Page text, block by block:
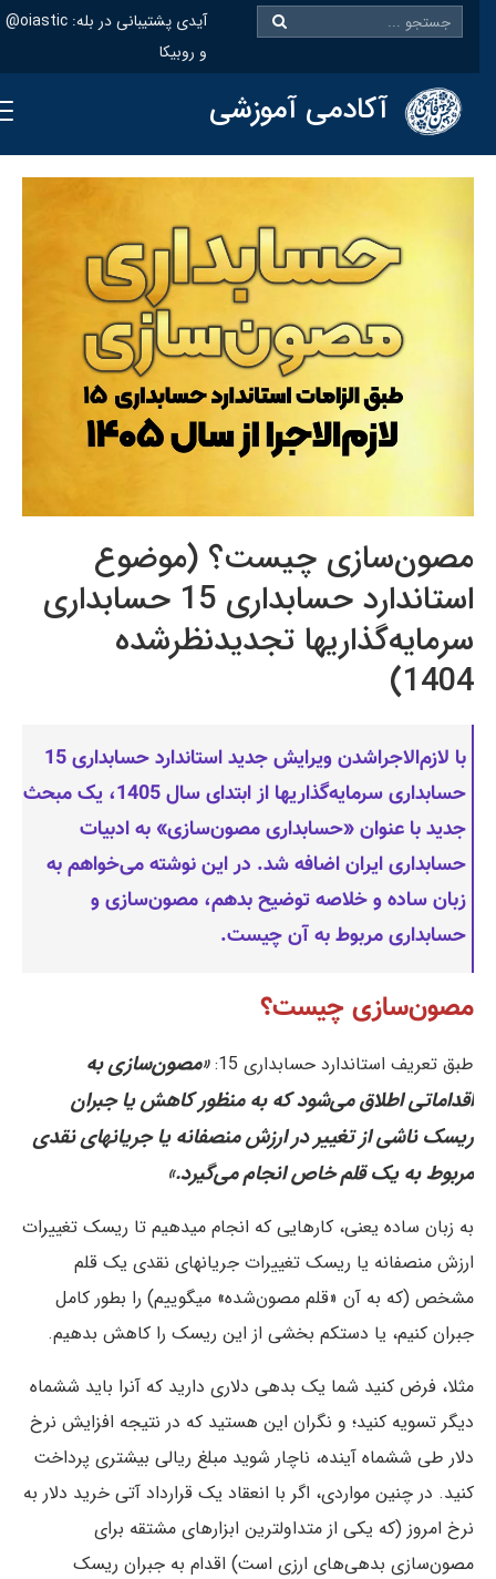
@oiastic :آیدی پشتیبانی در بله
و روبیکا
آکادمی آموزشی
مصون‌سازی چیست؟ (موضوع
استاندارد حسابداری 15 حسابداری
سرمایه‌گذاریها تجدیدنظرشده
1404)
با لازم‌الاجراشدن ویرایش جدید استاندارد حسابداری 15
حسابداری سرمایه‌گذاریها از ابتدای سال 1405، یک مبحث
جدید با عنوان «حسابداری مصون‌سازی» به ادبیات
حسابداری ایران اضافه شد. در این نوشته می‌خواهم به
زبان ساده و خلاصه توضیح بدهم، مصون‌سازی و
حسابداری مربوط به آن چیست.
مصون‌سازی چیست؟
طبق تعریف استاندارد حسابداری 15:
«مصون‌سازی به
اقداماتی اطلاق می‌شود که به منظور کاهش یا جبران
ریسک ناشی از تغییر در ارزش منصفانه یا جریانهای نقدی
مربوط به یک قلم خاص انجام می‌گیرد.»
به زبان ساده یعنی، کارهایی که انجام میدهیم تا ریسک تغییرات
ارزش منصفانه یا ریسک تغییرات جریانهای نقدی یک قلم
مشخص (که به آن «قلم مصون‌شده» میگوییم) را بطور کامل
جبران کنیم، یا دستکم بخشی از این ریسک را کاهش بدهیم.
مثلا، فرض کنید شما یک بدهی دلاری دارید که آنرا باید ششماه
دیگر تسویه کنید؛ و نگران این هستید که در نتیجه افزایش نرخ
دلار طی ششماه آینده، ناچار شوید مبلغ ریالی بیشتری پرداخت
کنید. در چنین مواردی، اگر با انعقاد یک قرارداد آتی خرید دلار به
نرخ امروز (که یکی از متداولترین ابزارهای مشتقه برای
مصون‌سازی بدهی‌های ارزی است) اقدام به جبران ریسک